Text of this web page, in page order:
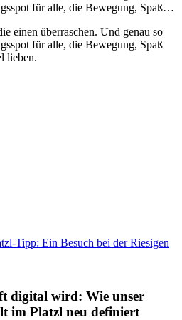
für alle, die Bewegung, Spaß…
einen überraschen. Und genau so
für alle, die Bewegung, Spaß
lieben.
Tipp: Ein Besuch bei der Riesigen
digital wird: Wie unser
im Platzl neu definiert